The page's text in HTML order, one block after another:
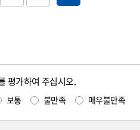
평가하여 주십시오.
보통 불만족 매우불만족